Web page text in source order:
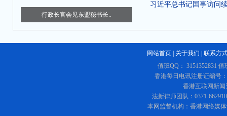
行政长官会见东盟秘书长..
习近平总书记国事访问
网站首页 关于我们
联系方
值班QQ： 3151352831
香港每日电讯注册证编号
香港互联网新闻
法新律师团队：0371-
本网监督机构：香港网络媒